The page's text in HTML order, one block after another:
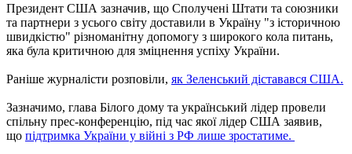
Президент США зазначив, що Сполучені Штати та союзники
та партнери з усього світу доставили в Україну "з історичною
швидкістю" різноманітну допомогу з широкого кола питань,
яка була критичною для зміцнення успіху України.
Раніше журналісти розповіли, як Зеленський діставався США.
Зазначимо, глава Білого дому та український лідер провели
спільну прес-конференцію, під час якої лідер США заявив,
що підтримка України у війні з РФ лише зростатиме.